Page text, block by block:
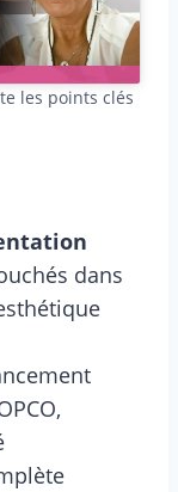
les points clés
dans